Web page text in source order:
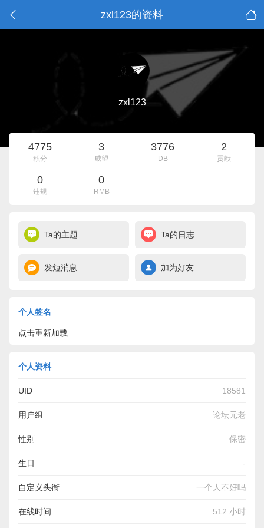
zxl123的资料
zxl123
4775
积分
3
威望
3776
DB
2
贡献
0
违规
0
RMB
Ta的主题 Ta的日志
发短消息 加为好友
个人签名
点击重新加载
个人资料
UID 18581
用户组 论坛元老
性别 保密
生日 -
自定义头衔 一个人不好吗
在线时间 512 小时